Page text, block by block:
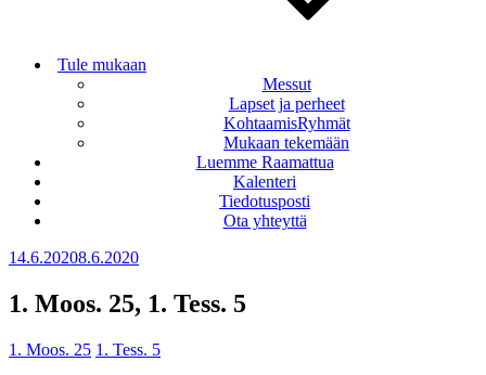
Tule mukaan
Messut
Lapset ja perheet
KohtaamisRyhmät
Mukaan tekemään
Luemme Raamattua
Kalenteri
Tiedotusposti
Ota yhteyttä
Julkaistu
14.6.20208.6.2020
1. Moos. 25, 1. Tess. 5
1. Moos. 25 1. Tess. 5